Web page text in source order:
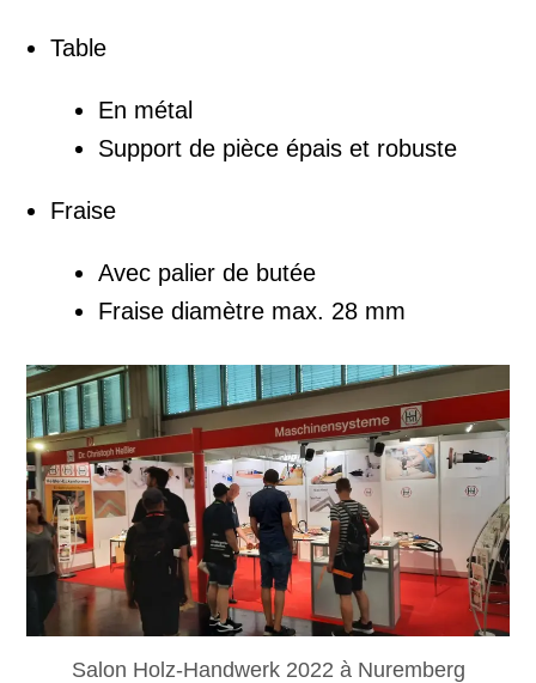
Table
En métal
Support de pièce épais et robuste
Fraise
Avec palier de butée
Fraise diamètre max. 28 mm
Salon Holz-Handwerk 2022 à Nuremberg